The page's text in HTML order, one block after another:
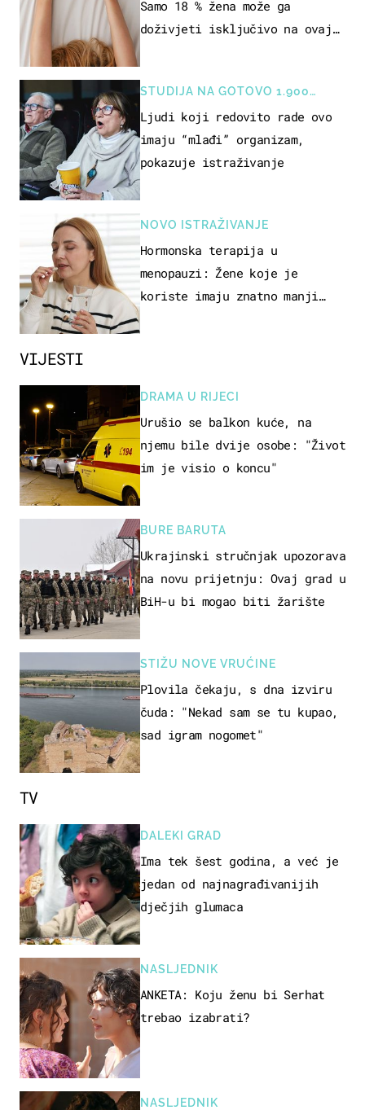
VIJESTI
DRAMA U RIJECI
Urušio se balkon kuće, na
njemu bile dvije osobe: "Život
im je visio o koncu"
BURE BARUTA
Ukrajinski stručnjak upozorava
na novu prijetnju: Ovaj grad u
BiH-u bi mogao biti žarište
STIŽU NOVE VRUĆINE
Plovila čekaju, s dna izviru
čuda: "Nekad sam se tu kupao,
sad igram nogomet"
Samo 18 % žena može ga
doživjeti isključivo na ovaj
STUDIJA NA GOTOVO 1.900
OSOBA
Ljudi koji redovito rade ovo
imaju “mlađi” organizam,
pokazuje istraživanje
NOVO ISTRAŽIVANJE
Hormonska terapija u
menopauzi: Žene koje je
koriste imaju znatno manji
TV
DALEKI GRAD
Ima tek šest godina, a već je
jedan od najnagrađivanijih
dječjih glumaca
NASLJEDNIK
ANKETA: Koju ženu bi Serhat
trebao izabrati?
NASLJEDNIK